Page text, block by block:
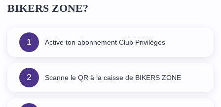
BIKERS ZONE?
1 Active ton abonnement Club Privilèges
2 Scanne le QR à la caisse de BIKERS ZONE